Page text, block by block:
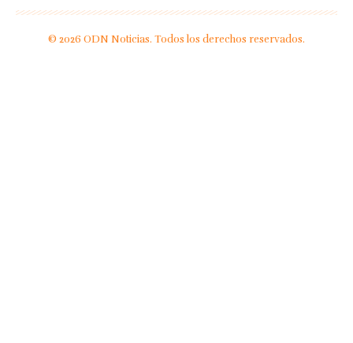
© 2026 ODN Noticias. Todos los derechos reservados.